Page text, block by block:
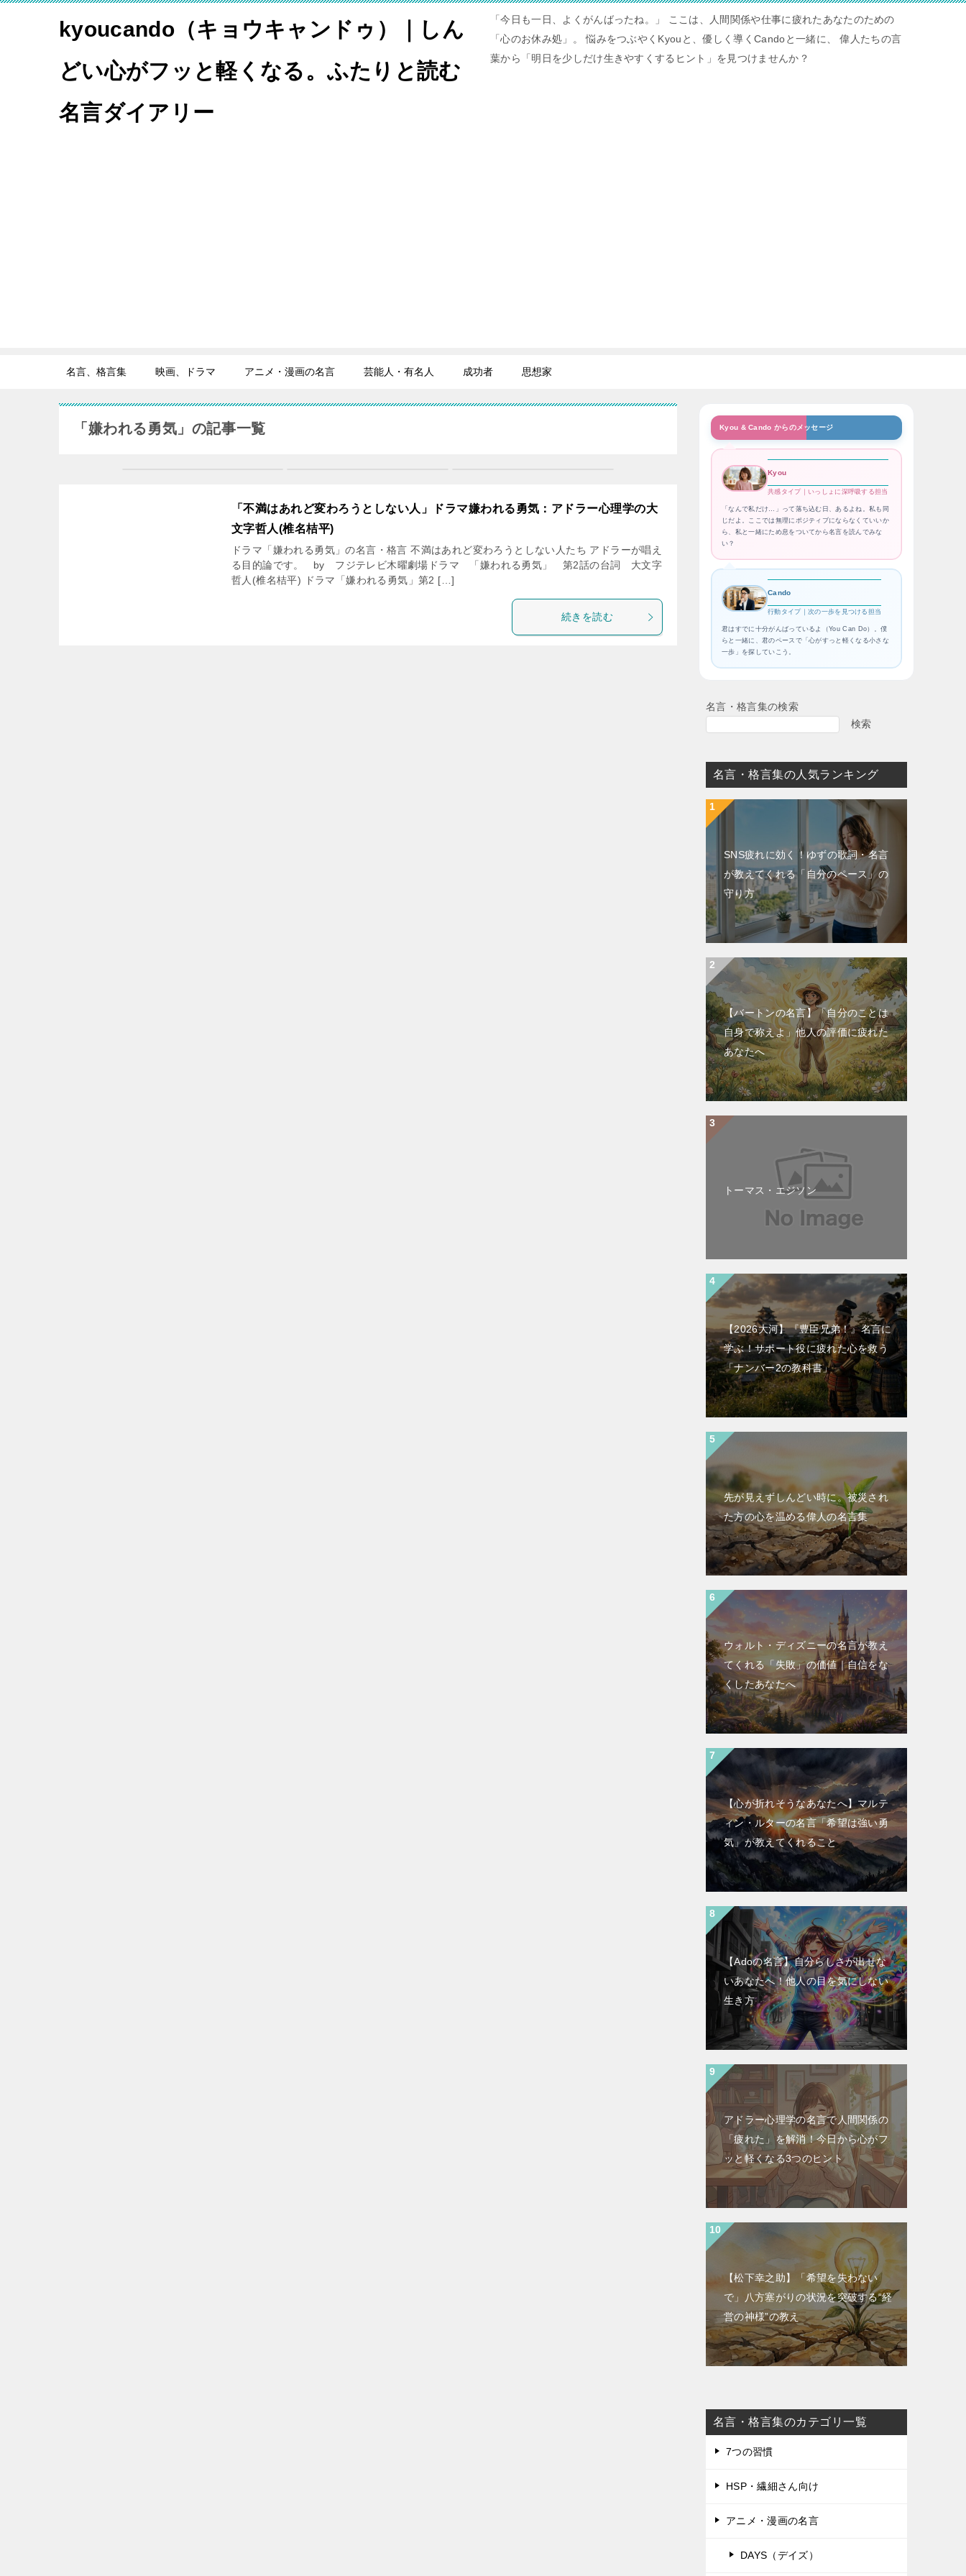
kyoucando（キョウキャンドゥ）｜しん
どい心がフッと軽くなる。ふたりと読む
名言ダイアリー
「今日も一日、よくがんばったね。」 ここは、人間関係や仕事に疲れたあなたのための
「心のお休み処」。 悩みをつぶやくKyouと、優しく導くCandoと一緒に、 偉人たちの言
葉から「明日を少しだけ生きやすくするヒント」を見つけませんか？
名言、格言集 映画、ドラマ アニメ・漫画の名言 芸能人・有名人 成功者 思想家
「嫌われる勇気」の記事一覧
「不満はあれど変わろうとしない人」ドラマ嫌われる勇気：アドラー心理学の大
文字哲人(椎名桔平)
ドラマ「嫌われる勇気」の名言・格言 不満はあれど変わろうとしない人たち アドラーが唱え
る目的論です。 by フジテレビ木曜劇場ドラマ 「嫌われる勇気」 第2話の台詞 大文字
哲人(椎名桔平) ドラマ「嫌われる勇気」第2 […]
続きを読む
Kyou & Cando からのメッセージ
Kyou
共感タイプ｜いっしょに深呼吸する担当
「なんで私だけ…」って落ち込む日、あるよね。私も同
じだよ。ここでは無理にポジティブにならなくていいか
ら、私と一緒にため息をついてから名言を読んでみな
い？
Cando
行動タイプ｜次の一歩を見つける担当
君はすでに十分がんばっているよ（You Can Do）。僕
らと一緒に、君のペースで「心がすっと軽くなる小さな
一歩」を探していこう。
名言・格言集の検索
検索
名言・格言集の人気ランキング
SNS疲れに効く！ゆずの歌詞・名言
が教えてくれる「自分のペース」の
守り方
【バートンの名言】「自分のことは
自身で称えよ」他人の評価に疲れた
あなたへ
トーマス・エジソン
【2026大河】『豊臣兄弟！』名言に
学ぶ！サポート役に疲れた心を救う
「ナンバー2の教科書」
先が見えずしんどい時に。被災され
た方の心を温める偉人の名言集
ウォルト・ディズニーの名言が教え
てくれる「失敗」の価値｜自信をな
くしたあなたへ
【心が折れそうなあなたへ】マルテ
ィン・ルターの名言「希望は強い勇
気」が教えてくれること
【Adoの名言】自分らしさが出せな
いあなたへ！他人の目を気にしない
生き方
アドラー心理学の名言で人間関係の
「疲れた」を解消！今日から心がフ
ッと軽くなる3つのヒント
【松下幸之助】「希望を失わない
で」八方塞がりの状況を突破する“経
営の神様”の教え
名言・格言集のカテゴリ一覧
7つの習慣
HSP・繊細さん向け
アニメ・漫画の名言
DAYS（デイズ）